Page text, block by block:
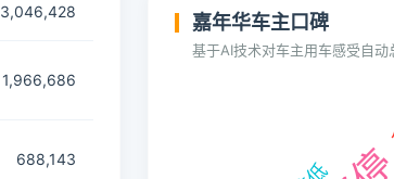
3,046,428
1,966,686
688,143
嘉年华车主口碑
基于AI技术对车主用车感受自